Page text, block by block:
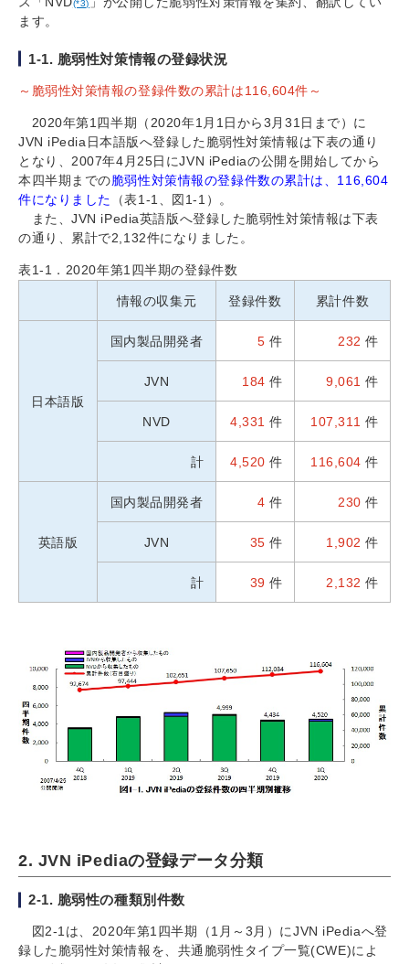
(*3)
ます。
1-1. 脆弱性対策情報の登録状況
～脆弱性対策情報の登録件数の累計は116,604件～
2020年第1四半期（2020年1月1日から3月31日まで）に
JVN iPedia日本語版へ登録した脆弱性対策情報は下表の通り
となり、2007年4月25日にJVN iPediaの公開を開始してから
本四半期までの脆弱性対策情報の登録件数の累計は、116,604
件になりました
（表1-1、図1-1）。
また、JVN iPedia英語版へ登録した脆弱性対策情報は下表
の通り、累計で2,132件になりました。
表1-1．2020年第1四半期の登録件数
情報の収集元 登録件数 累計件数
日本語版
国内製品開発者 5 件 232 件
JVN 184 件 9,061 件
NVD 4,331 件 107,311 件
計 4,520 件 116,604 件
英語版
国内製品開発者 4 件 230 件
JVN 35 件 1,902 件
計 39 件 2,132 件
2. JVN iPediaの登録データ分類
2-1. 脆弱性の種類別件数
図2-1は、2020年第1四半期（1月～3月）にJVN iPediaへ登
録した脆弱性対策情報を、共通脆弱性タイプ一覧(CWE)によ